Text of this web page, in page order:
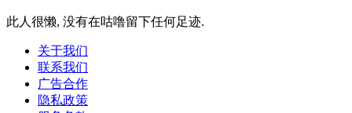
此人很懒, 没有在咕噜留下任何足迹.
关于我们
联系我们
广告合作
隐私政策